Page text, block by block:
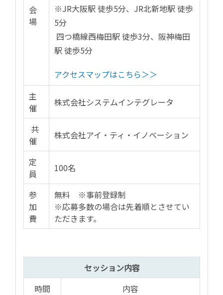
会
場
※JR大阪駅 徒歩5分、JR北新地駅 徒歩
5分
四つ橋線西梅田駅 徒歩3分、阪神梅田
駅 徒歩5分
アクセスマップはこちら＞＞
主
催
株式会社システムインテグレータ
共
催
株式会社アイ・ティ・イノベーション
定
員
100名
参
加
費
無料 ※事前登録制
※応募多数の場合は先着順とさせてい
ただきます。
セッション内容
時間
内容